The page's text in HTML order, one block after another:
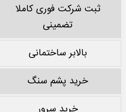
ثبت شرکت فوری کاملا
تضمینی
بالابر ساختمانی
خرید پشم سنگ